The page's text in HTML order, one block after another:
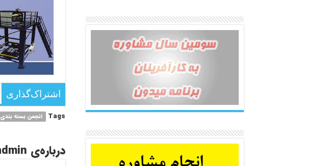
اشتراک‌گذاری
Tags انجمن بسته بندی
درباره‌ی admin